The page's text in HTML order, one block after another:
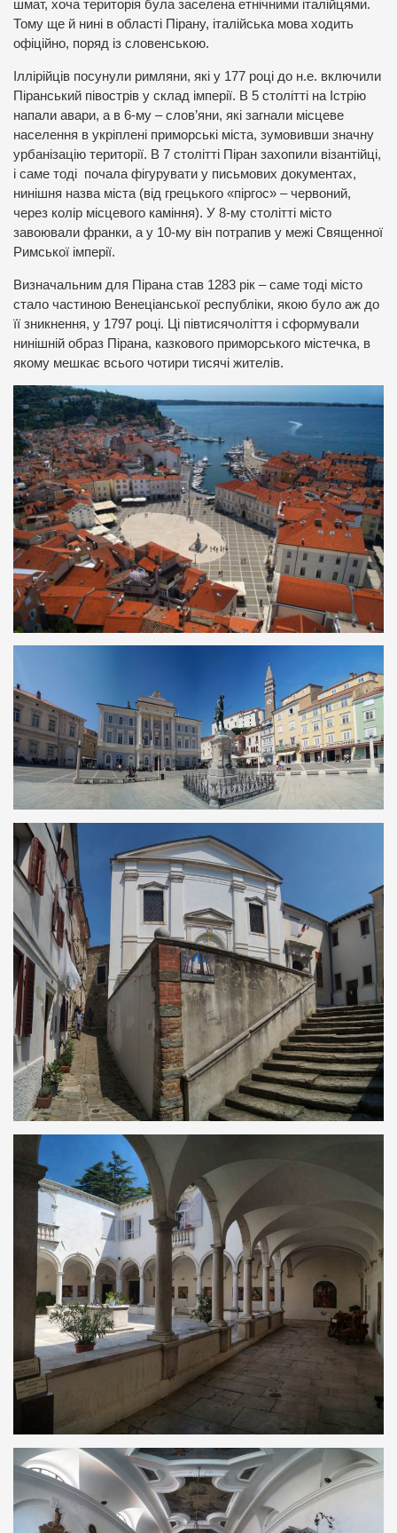
шмат, хоча територія була заселена етнічними італійцями.
Тому ще й нині в області Пірану, італійська мова ходить
офіційно, поряд із словенською.
Іллірійців посунули римляни, які у 177 році до н.е. включили
Піранський півострів у склад імперії. В 5 столітті на Істрію
напали авари, а в 6-му – слов’яни, які загнали місцеве
населення в укріплені приморські міста, зумовивши значну
урбанізацію території. В 7 столітті Піран захопили візантійці,
і саме тоді почала фігурувати у письмових документах,
нинішня назва міста (від грецького «піргос» – червоний,
через колір місцевого каміння). У 8-му столітті місто
завоювали франки, а у 10-му він потрапив у межі Священної
Римської імперії.
Визначальним для Пірана став 1283 рік – саме тоді місто
стало частиною Венеціанської республіки, якою було аж до
її зникнення, у 1797 році. Ці півтисячоліття і сформували
нинішній образ Пірана, казкового приморського містечка, в
якому мешкає всього чотири тисячі жителів.